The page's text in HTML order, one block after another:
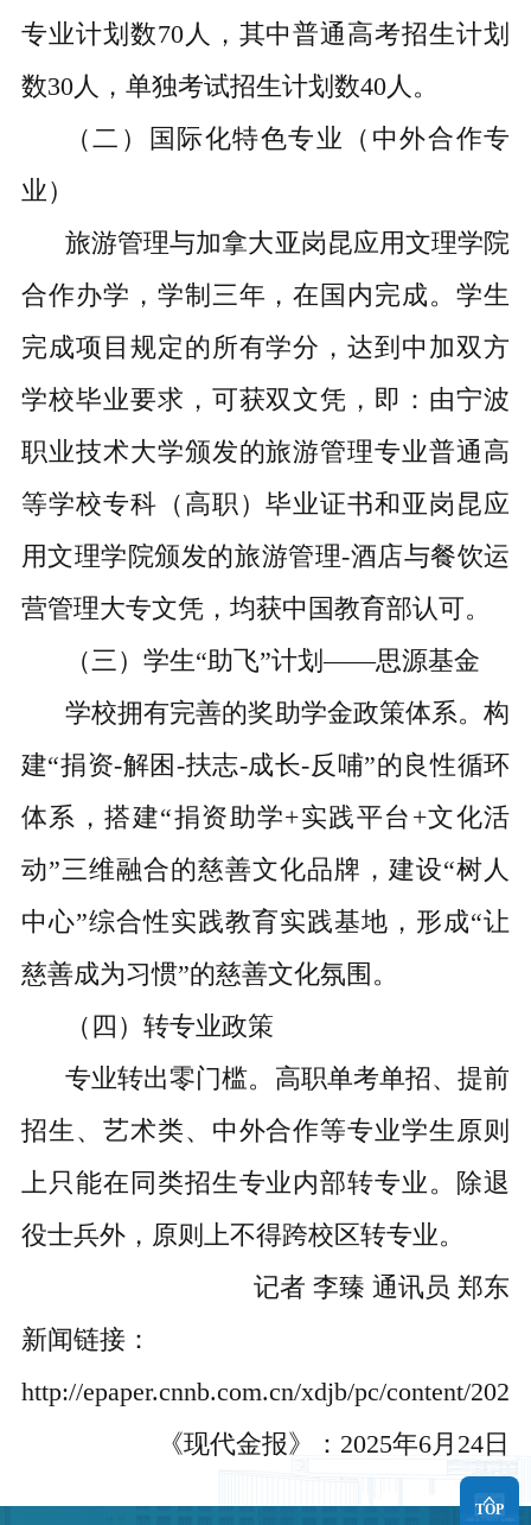
专业计划数70人，其中普通高考招生计划
数30人，单独考试招生计划数40人。
（二）国际化特色专业（中外合作专
业）
旅游管理与加拿大亚岗昆应用文理学院
合作办学，学制三年，在国内完成。学生
完成项目规定的所有学分，达到中加双方
学校毕业要求，可获双文凭，即：由宁波
职业技术大学颁发的旅游管理专业普通高
等学校专科（高职）毕业证书和亚岗昆应
用文理学院颁发的旅游管理-酒店与餐饮运
营管理大专文凭，均获中国教育部认可。
（三）学生“助飞”计划——思源基金
学校拥有完善的奖助学金政策体系。构
建“捐资-解困-扶志-成长-反哺”的良性循环
体系，搭建“捐资助学+实践平台+文化活
动”三维融合的慈善文化品牌，建设“树人
中心”综合性实践教育实践基地，形成“让
慈善成为习惯”的慈善文化氛围。
（四）转专业政策
专业转出零门槛。高职单考单招、提前
招生、艺术类、中外合作等专业学生原则
上只能在同类招生专业内部转专业。除退
役士兵外，原则上不得跨校区转专业。
记者 李臻 通讯员 郑东
新闻链接：
http://epaper.cnnb.com.cn/xdjb/pc/content/
《现代金报》：2025年6月24日
TOP